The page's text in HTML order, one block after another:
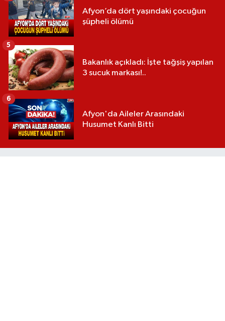
Afyon’da dört yaşındaki çocuğun
şüpheli ölümü
Bakanlık açıkladı: İşte tağşiş yapılan
3 sucuk markası!..
5
Afyon'da Aileler Arasındaki
Husumet Kanlı Bitti
6